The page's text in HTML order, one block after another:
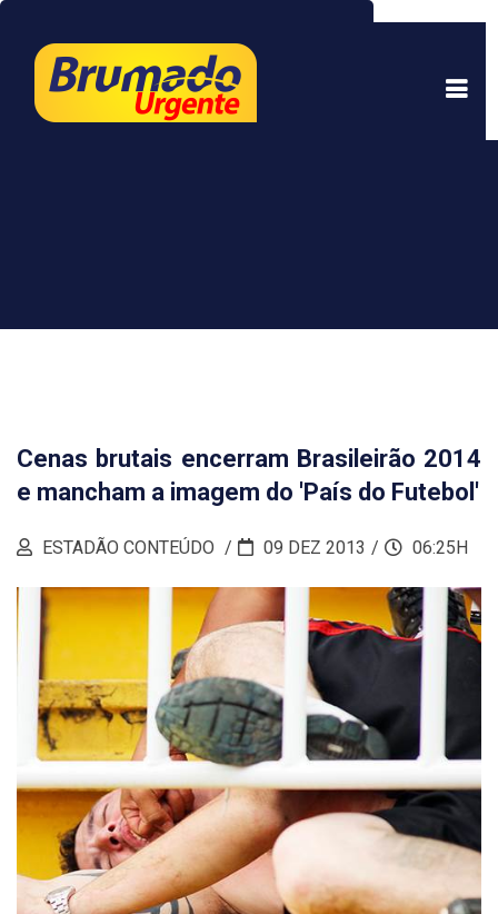
experiência. Ao continuar a navegar, você está
de acordo com isso.Saber mais.
Cenas brutais encerram Brasileirão 2014
e mancham a imagem do 'País do Futebol'
ESTADÃO CONTEÚDO 09 DEZ 2013 06:25H